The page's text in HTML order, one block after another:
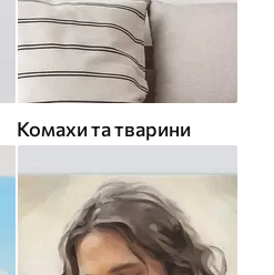
Комахи та тварини